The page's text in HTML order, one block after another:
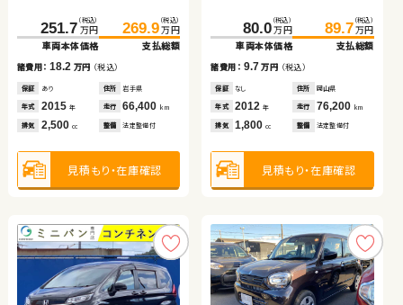
251.7 （税込）
万円
車両本体価格
269.9 （税込）
万円
支払総額
諸費用：18.2 万円 （税込）
保証 あり 住所 岩手県
年式 2015 年 走行 66,400 km
排気 2,500 cc 整備 法定整備付
見積もり・在庫確認
80.0 （税込）
万円
車両本体価格
89.7 （税込）
万円
支払総額
諸費用： 9.7万円 （税込）
保証 なし 住所 岡山県
年式 2012年 走行 76,200 km
排気 1,800cc 整備 法定整備付
見積もり・在庫確認
日産 エクストレイル
358.0万円
車両本体価格
諸費用：11.9万円 （税込）
保証 あり 住所 岡山県
排気 1,500cc 整備 法定整備付
ダイハツ タント
169.8万円
車両本体価格
諸費用：7.9 万円 （税込）
保証 なし 住所 群馬県
排気 660 整備 なし
ダイハツ ムーヴ コンテ
29.7万円
車両本体価格
諸費用：7.7 万円 （税込）
保証 なし 住所 岡山県
排気 660 整備 法定整備付
トヨタ ルーミー
153.0万円
車両本体価格
諸費用：11.0万円 （税込）
保証 あり 住所 山梨県
排気 1,000cc 整備 法定整備付